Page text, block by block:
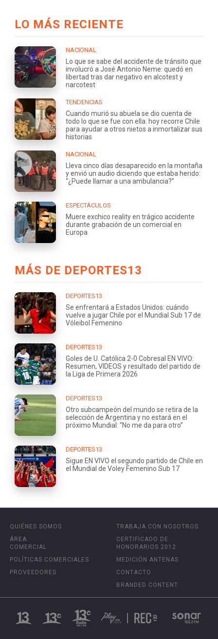
LO MÁS RECIENTE
NACIONAL
Lo que se sabe del accidente de tránsito que
involucró a José Antonio Neme: quedó en
libertad tras dar negativo en alcotest y
narcotest
TENDENCIAS
Cuando murió su abuela se dio cuenta de
todo lo que se fue con ella: hoy recorre Chile
para ayudar a otros nietos a inmortalizar sus
historias
NACIONAL
Lleva cinco días desaparecido en la montaña
y envió un audio diciendo que estaba herido:
“¿Puede llamar a una ambulancia?”
ESPECTÁCULOS
Muere exchico reality en trágico accidente
durante grabación de un comercial en
Europa
MÁS DE DEPORTES13
DEPORTES13
Se enfrentará a Estados Unidos: cuándo
vuelve a jugar Chile por el Mundial Sub 17 de
Vóleibol Femenino
DEPORTES13
Goles de U. Católica 2-0 Cobresal EN VIVO:
Resumen, VIDEOS y resultado del partido de
la Liga de Primera 2026
DEPORTES13
Otro subcampeón del mundo se retira de la
selección de Argentina y no estará en el
próximo Mundial: “No me da para otro”
DEPORTES13
Sigue EN VIVO el segundo partido de Chile en
el Mundial de Voley Femenino Sub 17
QUIÉNES SOMOS
ÁREA
COMERCIAL
POLÍTICAS COMERCIALES
PROVEEDORES
TRABAJA CON NOSOTROS
CERTIFICADO DE
HONORARIOS 2012
MEDICIÓN ANTENAS
CONTACTO
BRANDED CONTENT